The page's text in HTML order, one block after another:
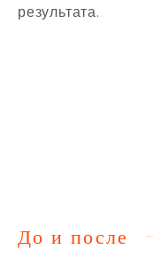
результата.
До и после